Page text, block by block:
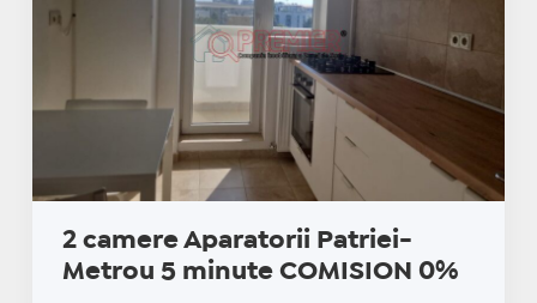
2 camere Aparatorii Patriei-
Metrou 5 minute COMISION 0%